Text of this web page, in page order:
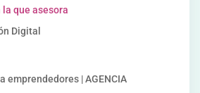
que asesora
Digital
emprendedores | AGENCIA